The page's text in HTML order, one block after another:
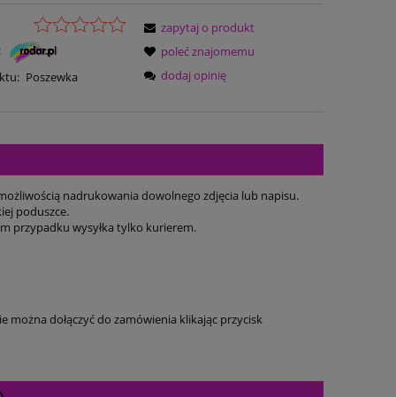
Poszewka
zapytaj o produkt
poleć znajomemu
dodaj opinię
nadrukowania dowolnego zdjęcia lub napisu.
poduszce.
przypadku wysyłka tylko kurierem.
dołączyć do zamówienia klikając przycisk